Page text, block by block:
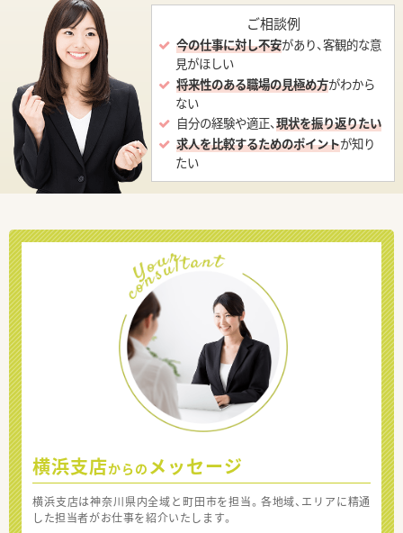
ご相談例
今の仕事に対し不安があり、客観的な意
見がほしい
将来性のある職場の見極め方がわから
ない
自分の経験や適正、現状を振り返りたい
求人を比較するためのポイントが知り
たい
横浜支店からの メッセージ
横浜支店は神奈川県内全域と町田市を担当。各地域、エリアに精通
した担当者がお仕事を紹介いたします。